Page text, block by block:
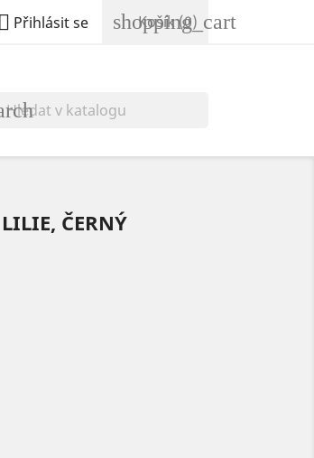
 Přihlásit se shopping_cart
Košík(0)
ČERNÝ